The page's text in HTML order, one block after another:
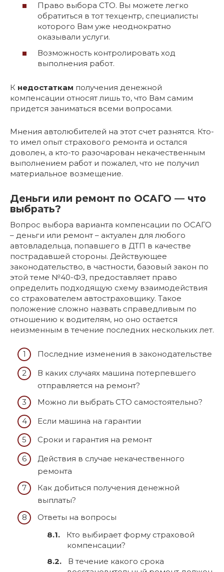
Право выбора СТО. Вы можете легко
обратиться в тот техцентр, специалисты
которого Вам уже неоднократно
оказывали услуги.
Возможность контролировать ход
выполнения работ.
К недостаткам получения денежной
компенсации относят лишь то, что Вам самим
придется заниматься всеми вопросами.
Мнения автолюбителей на этот счет разнятся. Кто-
то имел опыт страхового ремонта и остался
доволен, а кто-то разочарован некачественным
выполнением работ и пожалел, что не получил
материальное возмещение.
Деньги или ремонт по ОСАГО — что
выбрать?
Вопрос выбора варианта компенсации по ОСАГО
– деньги или ремонт – актуален для любого
автовладельца, попавшего в ДТП в качестве
пострадавшей стороны. Действующее
законодательство, в частности, базовый закон по
этой теме №40-ФЗ, предоставляет право
определить подходящую схему взаимодействия
со страхователем автостраховщику. Такое
положение сложно назвать справедливым по
отношению к водителям, но оно остается
неизменным в течение последних нескольких лет.
Последние изменения в законодательстве
В каких случаях машина потерпевшего
отправляется на ремонт?
Можно ли выбрать СТО самостоятельно?
Если машина на гарантии
Сроки и гарантия на ремонт
Действия в случае некачественного
ремонта
Как добиться получения денежной
выплаты?
Ответы на вопросы
Кто выбирает форму страховой
компенсации?
В течение какого срока